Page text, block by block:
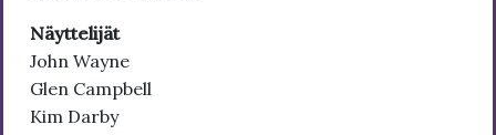
Näyttelijät
John Wayne
Glen Campbell
Kim Darby